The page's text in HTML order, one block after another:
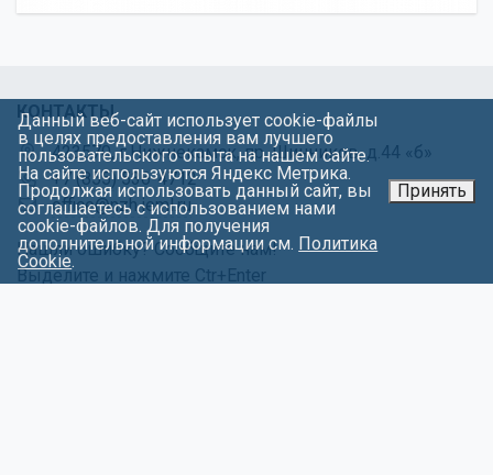
КОНТАКТЫ
423570, г.Нижнекамск, пр. Шинников, д.44 «б»
+7 (855) 536-4712
office@nzh.ieml.ru
Нашли ошибку? Сообщите нам!
Выделите и нажмите Ctr+Enter
Данный веб-сайт использует cookie-файлы
в целях предоставления вам лучшего
пользовательского опыта на нашем сайте.
На сайте используются Яндекс Метрика.
Продолжая использовать данный сайт, вы
соглашаетесь с использованием нами
cookie-файлов. Для получения
дополнительной информации см. Политика
Cookie.
Принять